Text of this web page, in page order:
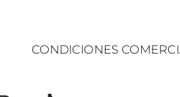
CONDICIONES